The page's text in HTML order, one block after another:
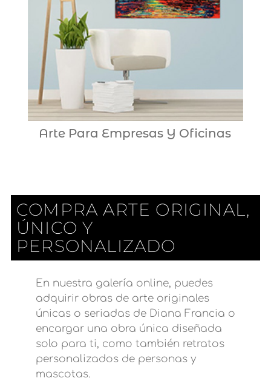
Arte Para Empresas Y Oficinas
COMPRA ARTE ORIGINAL,
ÚNICO Y
PERSONALIZADO
En nuestra galería online, puedes
adquirir obras de arte originales
únicas o seriadas de Diana Francia o
encargar una obra única diseñada
solo para ti, como también retratos
personalizados de personas y
mascotas.